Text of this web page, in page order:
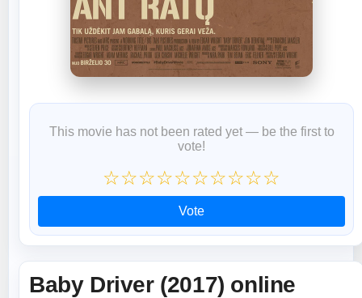
This movie has not been rated yet — be the first to
vote!
☆☆☆☆☆☆☆☆☆☆
Vote
Baby Driver (2017) online